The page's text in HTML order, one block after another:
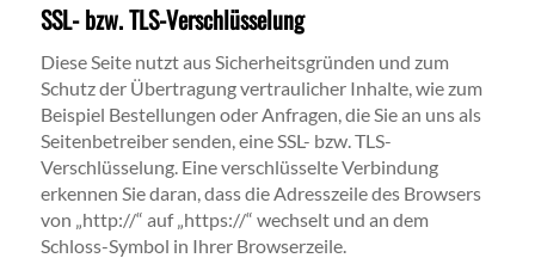
SSL- bzw. TLS-Verschlüsselung
Diese Seite nutzt aus Sicherheitsgründen und zum
Schutz der Übertragung vertraulicher Inhalte, wie zum
Beispiel Bestellungen oder Anfragen, die Sie an uns als
Seitenbetreiber senden, eine SSL- bzw. TLS-
Verschlüsselung. Eine verschlüsselte Verbindung
erkennen Sie daran, dass die Adresszeile des Browsers
von „http://“ auf „https://“ wechselt und an dem
Schloss-Symbol in Ihrer Browserzeile.